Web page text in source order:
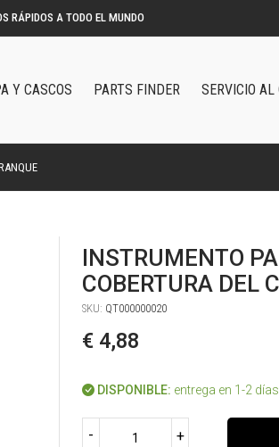
Y CASCOS PARTS FINDER SERVICIO AL
INSTRUMENTO
COBERTURA DEL
SKU: QT000000020
€ 4,88
DISPONIBLE: entrega en 1-2 días
- +